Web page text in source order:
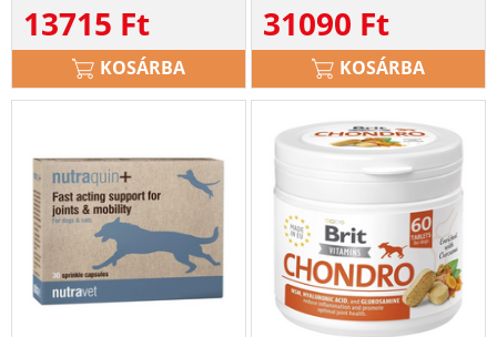
13715 Ft
KOSÁRBA
31090 Ft
KOSÁRBA